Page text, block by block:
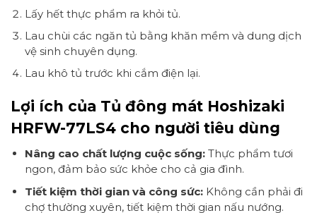
Lấy hết thực phẩm ra khỏi tủ.
Lau chùi các ngăn tủ bằng khăn mềm và dung dịch
vệ sinh chuyên dụng.
Lau khô tủ trước khi cắm điện lại.
Lợi ích của Tủ đông mát Hoshizaki
HRFW-77LS4 cho người tiêu dùng
Nâng cao chất lượng cuộc sống:Thực phẩm tươi
ngon, đảm bảo sức khỏe cho cả gia đình.
Tiết kiệm thời gian và công sức:Không cần phải đi
chợ thường xuyên, tiết kiệm thời gian nấu nướng.